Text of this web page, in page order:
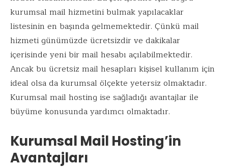
o
o
k
r dI
n
A
p
p
kurumsal mail hizmetini bulmak yapılacaklar
listesinin en başında gelmemektedir. Çünkü mail
hizmeti günümüzde ücretsizdir ve dakikalar
içerisinde yeni bir mail hesabı açılabilmektedir.
Ancak bu ücretsiz mail hesapları kişisel kullanım için
ideal olsa da kurumsal ölçekte yetersiz olmaktadır.
Kurumsal mail hosting ise sağladığı avantajlar ile
büyüme konusunda yardımcı olmaktadır.
Kurumsal Mail Hosting’in
Avantajları